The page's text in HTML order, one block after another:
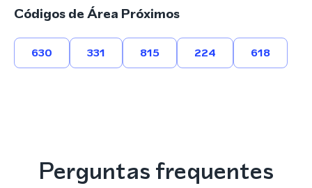
Códigos de Área Próximos
630 331 815 224 618
Perguntas frequentes